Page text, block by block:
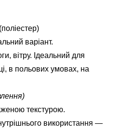
(поліестер)
варіант.
вітру. Ідеальний для
в польових умовах, на
текстурою.
використання —